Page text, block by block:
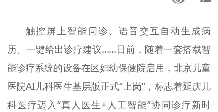
文明培育
+
未成年人思想道德建设
榜样人物
+
身边好人
触控屏上智能问诊、语音交互自动生成病
历、一键给出诊疗建议……日前，随着一套搭载智
能诊疗系统的设备在区妇幼保健院启用，北京儿童
医院AI儿科医生基层版正式“上岗”，标志着延庆儿
科医疗迈入“真人医生+人工智能”协同诊疗新时